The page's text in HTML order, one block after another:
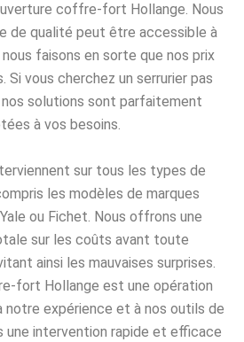
coffre-fort Hollange. Nous
de qualité peut être accessible à
faisons en sorte que nos prix
vous cherchez un serrurier pas
nos solutions sont parfaitement
à vos besoins.
sur tous les types de
les modèles de marques
ou Fichet. Nous offrons une
sur les coûts avant toute
ainsi les mauvaises surprises.
fort Hollange est une opération
notre expérience et à nos outils de
une intervention rapide et efficace